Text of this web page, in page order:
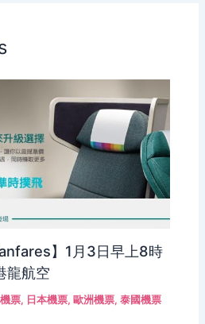
】1月3日早上8時
龍航空
票, 日本機票,歐洲機票,泰國機票